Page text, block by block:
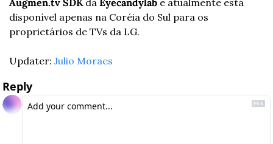
Augmen.tv SDK da Eyecandylab e atualmente está
disponível apenas na Coréia do Sul para os
proprietários de TVs da LG.
Updater: Julio Moraes
Reply